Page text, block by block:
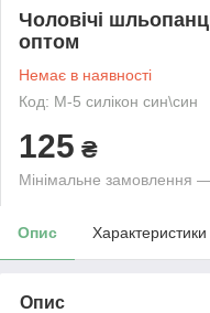
Чоловічі
оптом
Немає в наявності
Код: М-5 силікон син\син
125 ₴
Мінімальне замовлення
Опис Характеристики
Опис